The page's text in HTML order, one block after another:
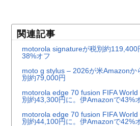
関連記事
motorola signatureが税別約119,400
38%オフ
moto g stylus – 2026が米Amazonか
別約79,000円
motorola edge 70 fusion FIFA
別約43,300円に。伊Amazonで43%
motorola edge 70 fusion FIFA
別約44,100円に。伊Amazonで42%